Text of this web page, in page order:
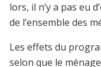
lors, il n’y a pas eu
de l’ensemble des
Les effets du
selon que le